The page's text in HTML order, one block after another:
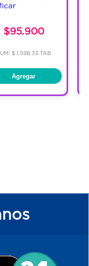
$95.900
$ 1,598.33 TAB
Agregar